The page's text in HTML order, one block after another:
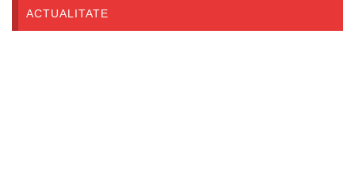
ACTUALITATE